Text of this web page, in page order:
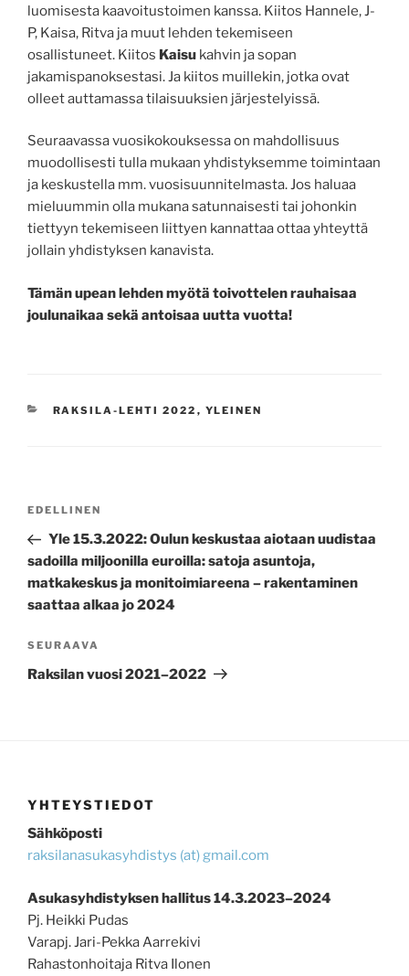
luomisesta kaavoitustoimen kanssa. Kiitos Hannele, J-
P, Kaisa, Ritva ja muut lehden tekemiseen
osallistuneet. Kiitos Kaisu kahvin ja sopan
jakamispanoksestasi. Ja kiitos muillekin, jotka ovat
olleet auttamassa tilaisuuksien järjestelyissä.
Seuraavassa vuosikokouksessa on mahdollisuus
muodollisesti tulla mukaan yhdistyksemme toimintaan
ja keskustella mm. vuosisuunnitelmasta. Jos haluaa
mieluummin olla mukana satunnaisesti tai johonkin
tiettyyn tekemiseen liittyen kannattaa ottaa yhteyttä
jollain yhdistyksen kanavista.
Tämän upean lehden myötä toivottelen rauhaisaa
joulunaikaa sekä antoisaa uutta vuotta!
KATEGORIAT
RAKSILA-LEHTI 2022 , YLEINEN
SELAUS
Edellinen
artikkeli
EDELLINEN
Yle 15.3.2022: Oulun keskustaa aiotaan uudistaa
sadoilla miljoonilla euroilla: satoja asuntoja,
matkakeskus ja monitoimiareena – rakentaminen
saattaa alkaa jo 2024
Seuraava
artikkeli
SEURAAVA
Raksilan vuosi 2021–2022
YHTEYSTIEDOT
Sähköposti
raksilanasukasyhdistys (at) gmail.com
Asukasyhdistyksen hallitus 14.3.2023–2024
Pj. Heikki Pudas
Varapj. Jari-Pekka Aarrekivi
Rahastonhoitaja Ritva Ilonen